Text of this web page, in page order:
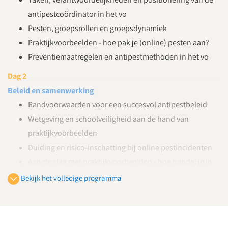
antipestcoördinator in het vo
Pesten, groepsrollen en groepsdynamiek
Praktijkvoorbeelden - hoe pak je (online) pesten aan?
Preventiemaatregelen en antipestmethoden in het vo
Dag 2
Beleid en samenwerking
Randvoorwaarden voor een succesvol antipestbeleid
Wetgeving en schoolveiligheid aan de hand van
praktijkvoorbeelden
Duiding en risico-inschatting bij online pestincidenten
verschillende situaties?
Bekijk het volledige programma